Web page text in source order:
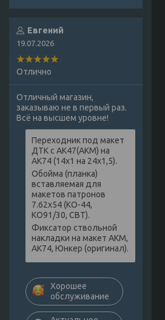
Евгений
19.07.2026
Отлично
Отличный магазин,
заказываю не в первый раз.
Всё на высшем уровне!
Переходник под макет
ДТК с АК47(АКМ) на
АК74 (14х1 на 24х1,5).
Обойма (планка)
вставляемая для
макетов патронов
7.62х54 (КО-44,
КО91/30, СВТ).
Фиксатор ствольной
накладки на макет АКМ,
АК74, Юнкер (оригинал).
Хорошее
обслуживание